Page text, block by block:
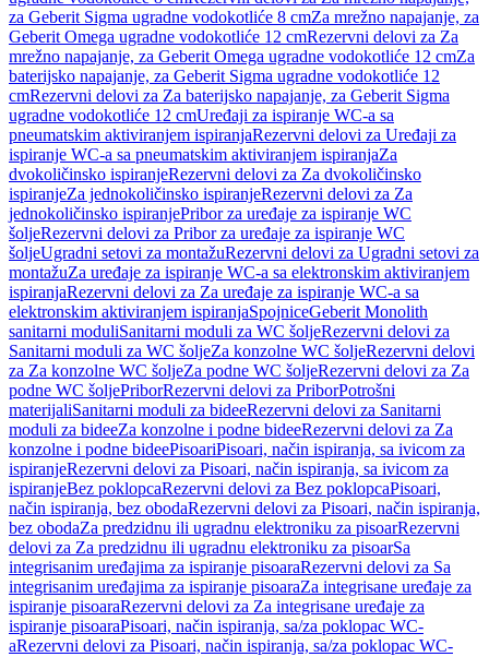
za Geberit Sigma ugradne vodokotliće 8 cmZa mrežno napajanje, za
Geberit Omega ugradne vodokotliće 12 cmRezervni delovi za Za
mrežno napajanje, za Geberit Omega ugradne vodokotliće 12 cmZa
baterijsko napajanje, za Geberit Sigma ugradne vodokotliće 12
cmRezervni delovi za Za baterijsko napajanje, za Geberit Sigma
ugradne vodokotliće 12 cmUređaji za ispiranje WC-a sa
pneumatskim aktiviranjem ispiranjaRezervni delovi za Uređaji za
ispiranje WC-a sa pneumatskim aktiviranjem ispiranjaZa
dvokoličinsko ispiranjeRezervni delovi za Za dvokoličinsko
ispiranjeZa jednokoličinsko ispiranjeRezervni delovi za Za
jednokoličinsko ispiranjePribor za uređaje za ispiranje WC
šoljeRezervni delovi za Pribor za uređaje za ispiranje WC
šoljeUgradni setovi za montažuRezervni delovi za Ugradni setovi za
montažuZa uređaje za ispiranje WC-a sa elektronskim aktiviranjem
ispiranjaRezervni delovi za Za uređaje za ispiranje WC-a sa
elektronskim aktiviranjem ispiranjaSpojniceGeberit Monolith
sanitarni moduliSanitarni moduli za WC šoljeRezervni delovi za
Sanitarni moduli za WC šoljeZa konzolne WC šoljeRezervni delovi
za Za konzolne WC šoljeZa podne WC šoljeRezervni delovi za Za
podne WC šoljePriborRezervni delovi za PriborPotrošni
materijaliSanitarni moduli za bideeRezervni delovi za Sanitarni
moduli za bideeZa konzolne i podne bideeRezervni delovi za Za
konzolne i podne bideePisoariPisoari, način ispiranja, sa ivicom za
ispiranjeRezervni delovi za Pisoari, način ispiranja, sa ivicom za
ispiranjeBez poklopcaRezervni delovi za Bez poklopcaPisoari,
način ispiranja, bez obodaRezervni delovi za Pisoari, način ispiranja,
bez obodaZa predzidnu ili ugradnu elektroniku za pisoarRezervni
delovi za Za predzidnu ili ugradnu elektroniku za pisoarSa
integrisanim uređajima za ispiranje pisoaraRezervni delovi za Sa
integrisanim uređajima za ispiranje pisoaraZa integrisane uređaje za
ispiranje pisoaraRezervni delovi za Za integrisane uređaje za
ispiranje pisoaraPisoari, način ispiranja, sa/za poklopac WC-
aRezervni delovi za Pisoari, način ispiranja, sa/za poklopac WC-